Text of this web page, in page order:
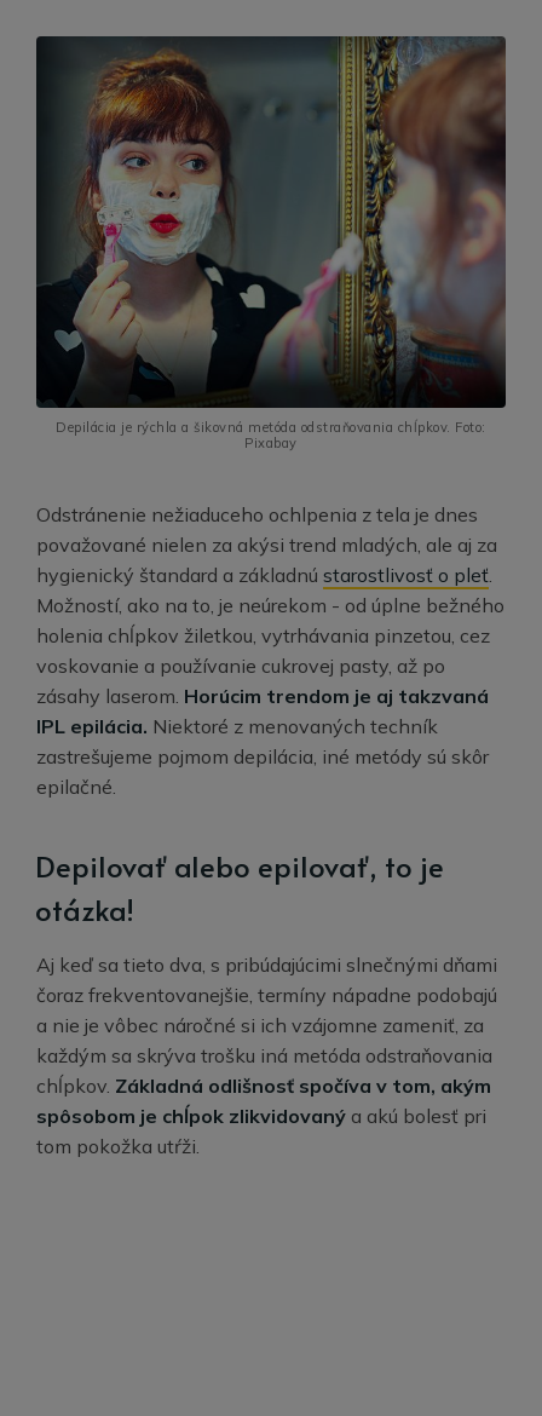
Depilácia je rýchla a šikovná metóda odstraňovania chĺpkov. Foto:
Pixabay
Odstránenie nežiaduceho ochlpenia z tela je dnes
považované nielen za akýsi trend mladých, ale aj za
hygienický štandard a základnú starostlivosť o pleť.
Možností, ako na to, je neúrekom - od úplne bežného
holenia chĺpkov žiletkou, vytrhávania pinzetou, cez
voskovanie a používanie cukrovej pasty, až po
zásahy laserom. Horúcim trendom je aj takzvaná
IPL epilácia. Niektoré z menovaných techník
zastrešujeme pojmom depilácia, iné metódy sú skôr
epilačné.
Depilovať alebo epilovať, to je
otázka!
Aj keď sa tieto dva, s pribúdajúcimi slnečnými dňami
čoraz frekventovanejšie, termíny nápadne podobajú
a nie je vôbec náročné si ich vzájomne zameniť, za
každým sa skrýva trošku iná metóda odstraňovania
chĺpkov. Základná odlišnosť spočíva v tom, akým
spôsobom je chĺpok zlikvidovaný a akú bolesť pri
tom pokožka utŕži.